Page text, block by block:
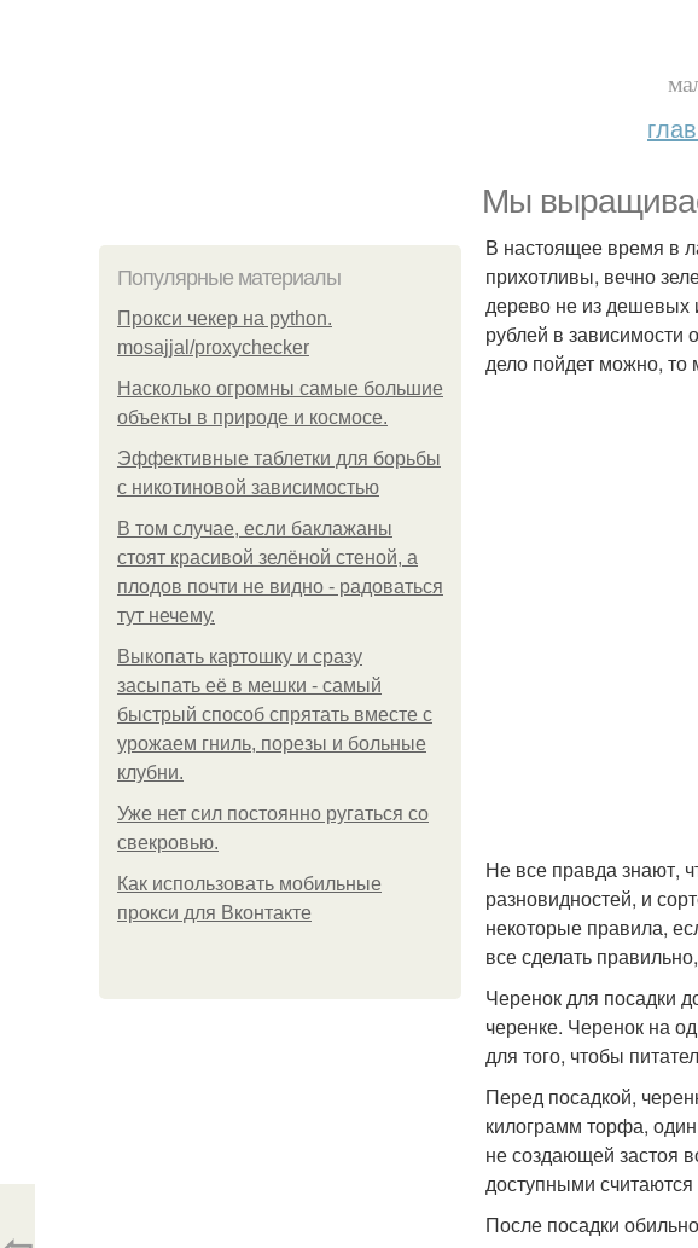
Мы
Популярные материалы
Прокси чекер на python.
mosajjal/proxychecker
Насколько огромны самые большие
объекты в природе и космосе.
Эффективные таблетки для борьбы
с никотиновой зависимостью
В том случае, если баклажаны
стоят красивой зелёной стеной, а
плодов почти не видно - радоваться
тут нечему.
Выкопать картошку и сразу
засыпать её в мешки - самый
быстрый способ спрятать вместе с
урожаем гниль, порезы и больные
клубни.
Уже нет сил постоянно ругаться со
свекровью.
Как использовать мобильные
прокси для Вконтакте
В настоящее время в
прихотливы, вечно
дерево не из дешевых
рублей в зависимости
дело пойдет можно, то
Не все правда знают,
разновидностей, и
некоторые правила,
все сделать
Черенок для посадки
черенке. Черенок на
для того, чтобы
Перед посадкой,
килограмм торфа,
не создающей застоя
доступными
После посадки